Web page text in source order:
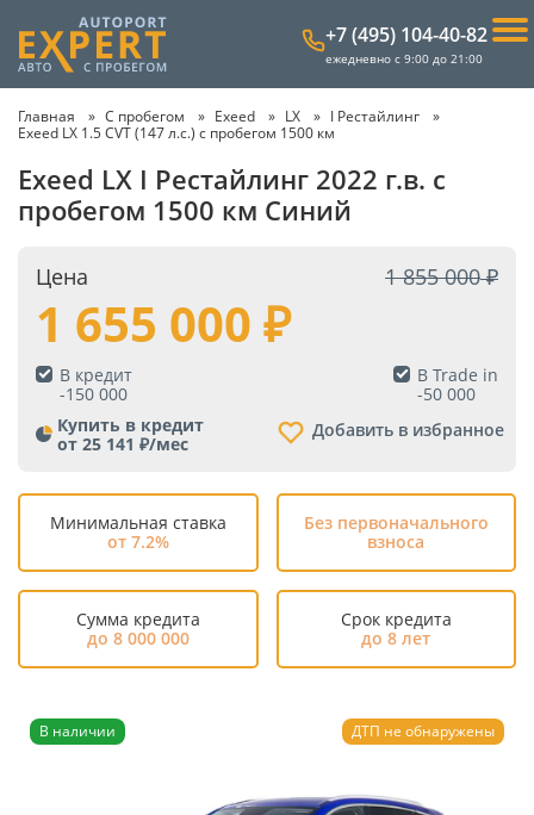
+7 (495) 104-40-82
ежедневно с 9:00 до 21:00
Главная С пробегом Exeed LX
I Рестайлинг
Exeed LX 1.5 CVT (147 л.с.) с пробегом 1500 км
Exeed LX I Рестайлинг 2022 г.в. с
пробегом 1500 км Синий
Цена 1 855 000
1 655 000
В кредит
-150 000
В Trade in
-50 000
Купить в кредит
от 25 141 ₽/мес
Добавить в избранное
Минимальная ставка
от 7.2%
Без первоначального
взноса
Сумма кредита
до 8 000 000
Срок кредита
до 8 лет
В наличии ДТП не обнаружены